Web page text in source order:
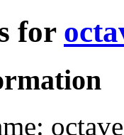
for